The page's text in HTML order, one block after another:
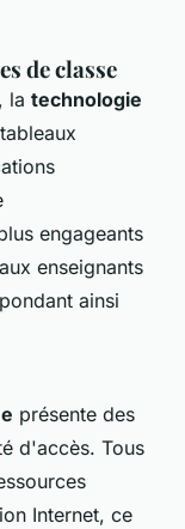
de classe
la technologie
engageants
enseignants
ainsi
présente des
d'accès. Tous
Internet, ce